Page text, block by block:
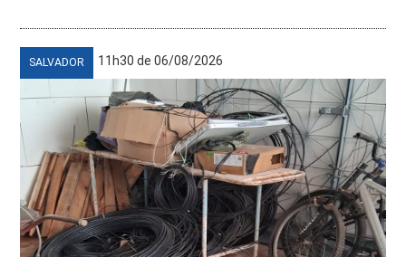
SALVADOR 11h30 de 06/08/2026